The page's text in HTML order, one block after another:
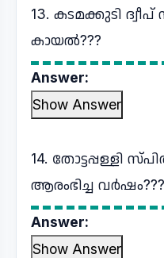
13. കടമക്കുടി
കായൽ???
Answer:
Show Answer
14. തോട്ടപ്പള്ളി
ആരംഭിച്ച വർഷം???
Answer:
Show Answer